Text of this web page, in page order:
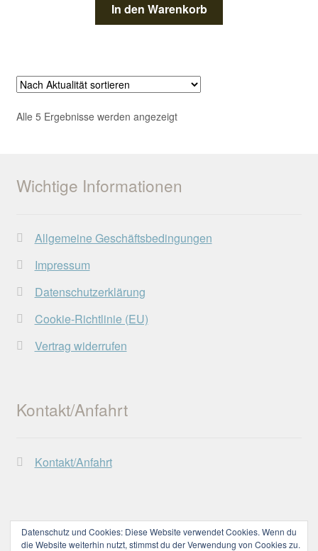
Datenschutz und Cookies: Diese Website verwendet Cookies. Wenn du
die Website weiterhin nutzt, stimmst du der Verwendung von Cookies zu.
In den Warenkorb
Alle 5 Ergebnisse werden angezeigtNach
Wichtige Informationen
Allgemeine Geschäftsbedingungen
Impressum
Datenschutzerklärung
Cookie-Richtlinie (EU)
Vertrag widerrufen
Kontakt/Anfahrt
Kontakt/Anfahrt